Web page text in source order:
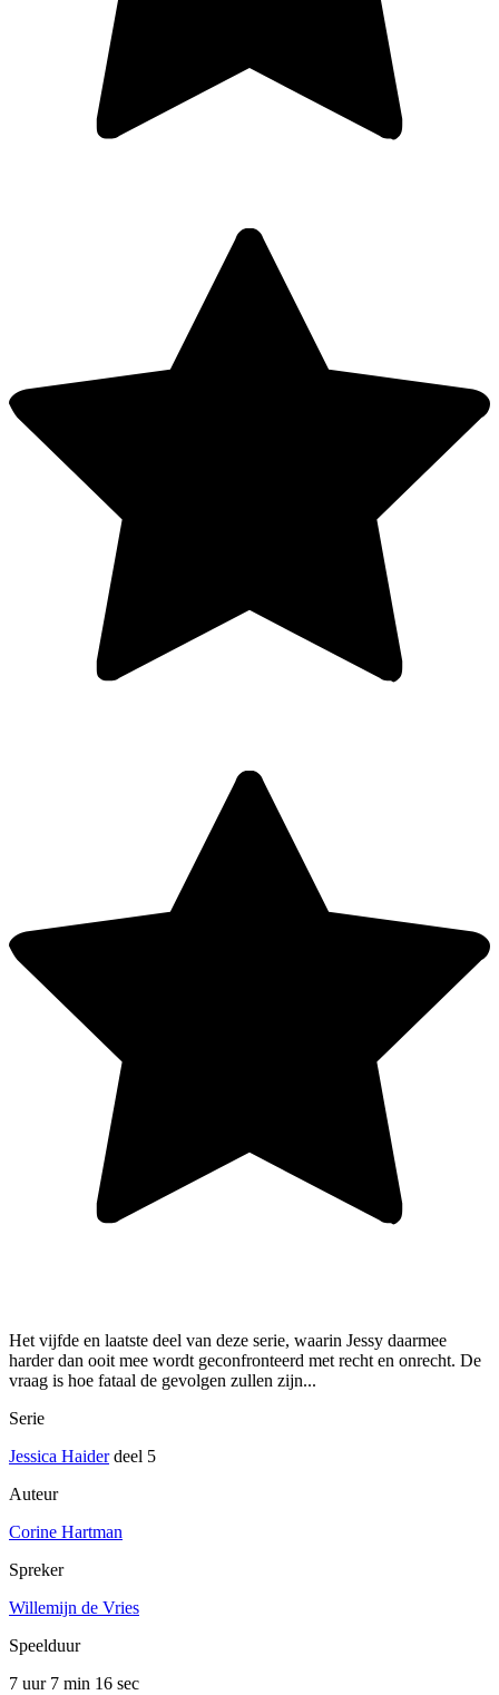
Het vijfde en laatste deel van deze serie, waarin Jessy daarmee
harder dan ooit mee wordt geconfronteerd met recht en onrecht. De
vraag is hoe fataal de gevolgen zullen zijn...
Serie
Jessica Haiderdeel 5
Auteur
Corine Hartman
Spreker
Willemijn de Vries
Speelduur
7 uur 7 min 16 sec